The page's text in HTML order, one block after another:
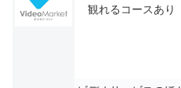
観れるコースあり